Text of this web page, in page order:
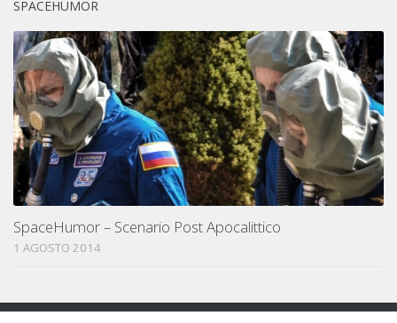
SPACEHUMOR
SpaceHumor – Scenario Post Apocalittico
1 AGOSTO 2014